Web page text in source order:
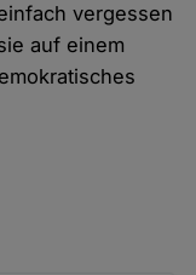
vergessen
auf einem